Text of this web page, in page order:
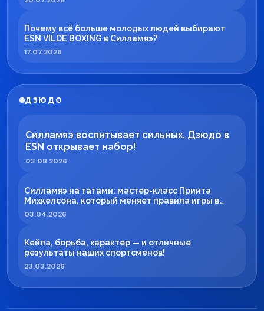
Почему всё больше молодых людей выбирают
ESN VILDE BOXING в Силламяэ?
17.07.2026
ДЗЮДО
Силламяэ воспитывает сильных. Дзюдо в
ESN открывает набор!
03.08.2026
Силламяэ на татами: мастер-класс Приита
Михкелсона, который меняет правила игры в
регионе
03.04.2026
Кейла, борьба, характер — и отличные
результаты наших спортсменов!
23.03.2026